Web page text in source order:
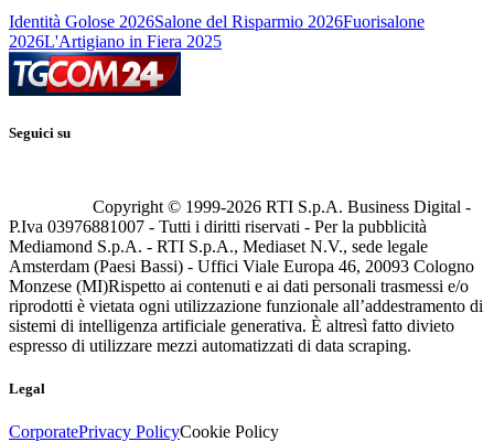
Identità Golose 2026Salone del Risparmio 2026Fuorisalone
2026L'Artigiano in Fiera 2025
Seguici su
Copyright © 1999-2026 RTI S.p.A. Business Digital -
P.Iva 03976881007 - Tutti i diritti riservati - Per la pubblicità
Mediamond S.p.A. - RTI S.p.A., Mediaset N.V., sede legale
Amsterdam (Paesi Bassi) - Uffici Viale Europa 46, 20093 Cologno
Monzese (MI)Rispetto ai contenuti e ai dati personali trasmessi e/o
riprodotti è vietata ogni utilizzazione funzionale all’addestramento di
sistemi di intelligenza artificiale generativa. È altresì fatto divieto
espresso di utilizzare mezzi automatizzati di data scraping.
Legal
CorporatePrivacy PolicyCookie Policy